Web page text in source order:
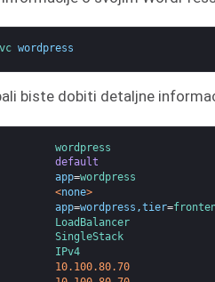
wordpress
biste dobiti detaljne
wordpress
default
app=wordpress
<none>
app=wordpress ,tier=
LoadBalancer
SingleStack
IPv4
10.100.80.70